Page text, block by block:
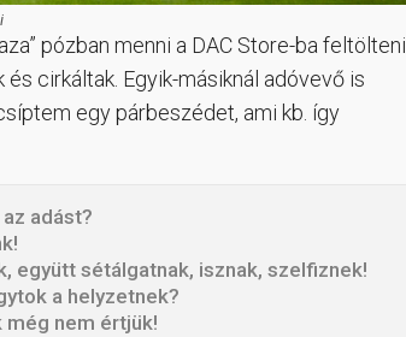
pózban menni a DAC Store-ba feltölteni
cirkáltak. Egyik-másiknál adóvevő is
egy párbeszédet, ami kb. így
adást?
együtt sétálgatnak, isznak, szelfiznek!
a helyzetnek?
még nem értjük!